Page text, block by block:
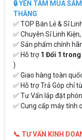
🔒 YÊN TÂM MUA
THẮNG
✅ TOP Bán Lẻ & Sỉ
✅ Chuyên Sỉ Linh
✅ Sản phẩm chính
✅ Hỗ trợ1 Đổi 1 trong
)
✅ Giao hàng toàn
✅ Hỗ trợ Trả Góp chỉ
✅ Tư Vấn lắp đặt
✅ Cung cấp máy tính
📞 TƯ VẤN KINH